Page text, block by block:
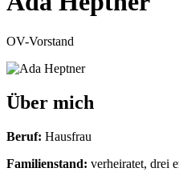
OV-Vor­stand
Über mich
Beruf: Haus­frau
Fami­li­en­stand: ver­hei­ra­tet, drei